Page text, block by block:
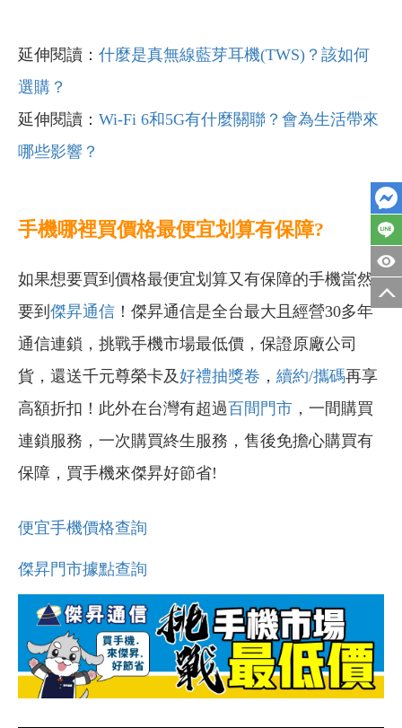
延伸閱讀： 什麼是真無線藍芽耳機(TWS)？該如何
選購？
延伸閱讀： Wi-Fi 6和5G有什麼關聯？會為生活帶來
哪些影響？
手機哪裡買價格最便宜划算有保障?
如果想要買到價格最便宜划算又有保障的手機當然
要到 傑昇通信 ！傑昇通信是全台最大且經營30多年
通信連鎖，挑戰手機市場最低價，保證原廠公司
貨，還送千元尊榮卡及好禮抽獎卷 ， 續約/攜碼再享
高額折扣！此外在台灣有超過百間門市 ，一間購買
連鎖服務，一次購買終生服務，售後免擔心購買有
保障，買手機來傑昇好節省!
便宜手機價格查詢
傑昇門市據點查詢